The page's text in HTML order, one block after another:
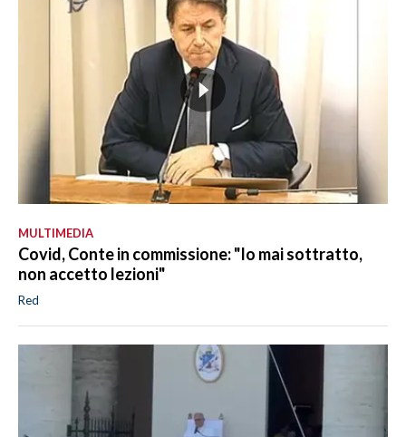
MULTIMEDIA
Covid, Conte in commissione: "Io mai sottratto,
non accetto lezioni"
Red